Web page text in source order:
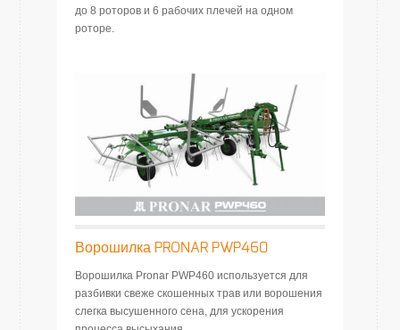
до 8 роторов и 6 рабочих плечей на одном
роторе.
Ворошилка PRONAR PWP460
Ворошилка Pronar PWP460 используется для
разбивки свеже скошенных трав или ворошения
слегка высушенного сена, для ускорения